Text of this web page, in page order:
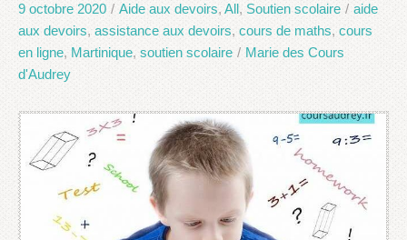
9 octobre 2020 / Aide aux devoirs, All, Soutien scolaire / aide
aux devoirs, assistance aux devoirs, cours de maths, cours
en ligne, Martinique, soutien scolaire / Marie des Cours
d'Audrey